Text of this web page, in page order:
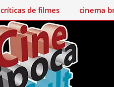
críticas de filmes cinema